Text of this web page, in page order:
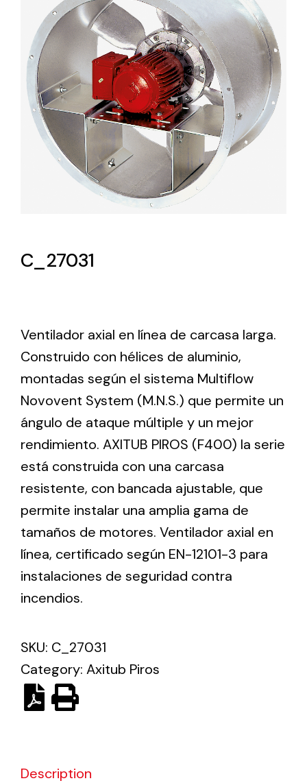
Lighting and Electrical
Equipment
Complete solutions in lighting and electrical
material for each project and need
Ventilation
The incorporation of Novovent into the group
meant a greater offer of ventilation products for
different uses
Iluminación Solar
de necesidades.
Solar lighting
Variety of solar solutions for all kinds of needs.
C_27031
Ventilador axial en línea de carcasa larga.
Construido con hélices de aluminio,
montadas según el sistema Multiflow
Novovent System (M.N.S.) que permite un
ángulo de ataque múltiple y un mejor
rendimiento. AXITUB PIROS (F400) la serie
está construida con una carcasa
resistente, con bancada ajustable, que
permite instalar una amplia gama de
tamaños de motores. Ventilador axial en
línea, certificado según EN-12101-3 para
instalaciones de seguridad contra
incendios.
SKU: C_27031
Category: Axitub Piros
Description